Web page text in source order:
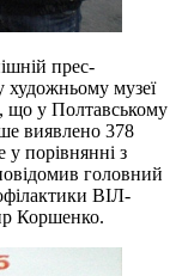
прес-
художньому музеї
що у Полтавському
виявлено 378
порівнянні з
головний
ВІЛ-
Коршенко.